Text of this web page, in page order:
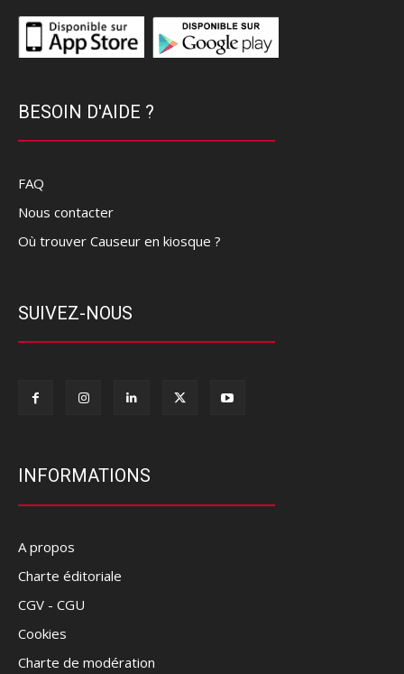
BESOIN D'AIDE ?
FAQ
Nous contacter
Où trouver Causeur en kiosque ?
SUIVEZ-NOUS
INFORMATIONS
A propos
Charte éditoriale
CGV - CGU
Cookies
Charte de modération